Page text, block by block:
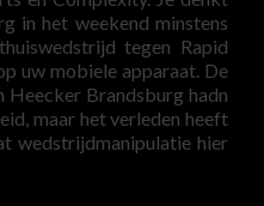
in het weekend minstens
tegen Rapid
uw mobiele apparaat. De
Brandsburg hadn
maar het verleden heeft
wedstrijdmanipulatie hier